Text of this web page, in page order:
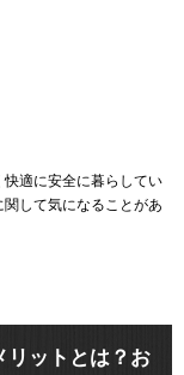
適に安全に暮らしてい
して気になることがあ
リットとは？お